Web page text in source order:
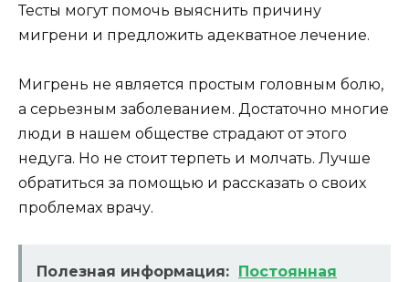
Тесты могут помочь выяснить причину
мигрени и предложить адекватное лечение.
Мигрень не является простым головным болю,
а серьезным заболеванием. Достаточно многие
люди в нашем обществе страдают от этого
недуга. Но не стоит терпеть и молчать. Лучше
обратиться за помощью и рассказать о своих
проблемах врачу.
Полезная информация: Постоянная